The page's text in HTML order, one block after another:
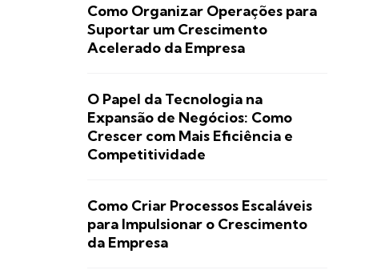
Como Organizar Operações para
Suportar um Crescimento
Acelerado da Empresa
O Papel da Tecnologia na
Expansão de Negócios: Como
Crescer com Mais Eficiência e
Competitividade
Como Criar Processos Escaláveis
para Impulsionar o Crescimento
da Empresa